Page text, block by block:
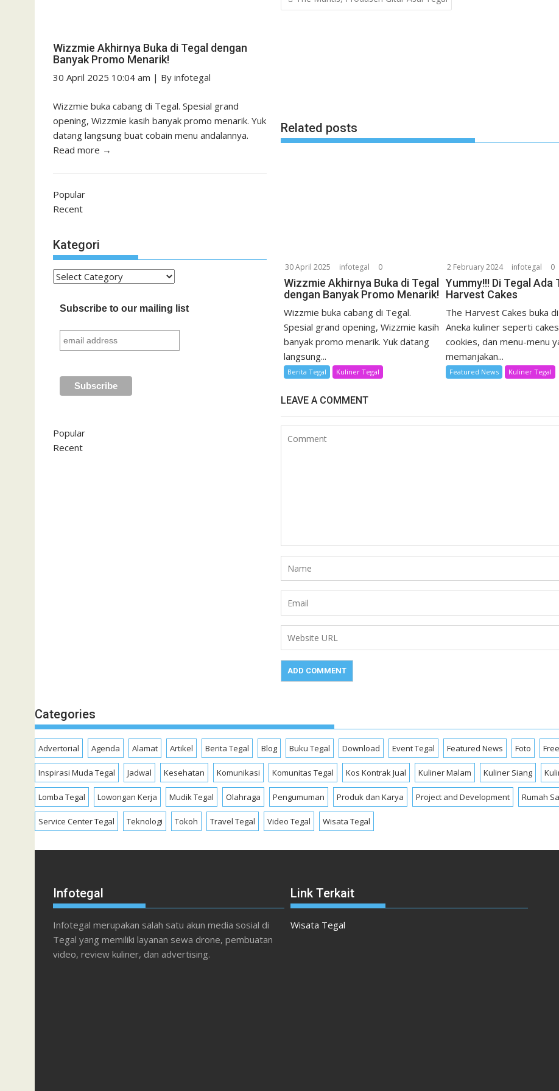
navigation
Related posts
30 April 2025 infotegal 0
Wizzmie Akhirnya Buka di Tegal
dengan Banyak Promo Menarik!
Wizzmie buka cabang di Tegal.
Spesial grand opening, Wizzmie kasih
banyak promo menarik. Yuk datang
langsung...
Berita Tegal Kuliner Tegal
2 February 2024 infotegal 0
Yummy!!! Di Tegal Ada
Harvest Cakes
The Harvest Cakes buka
Aneka kuliner seperti
cookies, dan menu-menu
memanjakan...
Featured News Kuliner Tegal
LEAVE A COMMENT
Wizzmie Akhirnya Buka di Tegal dengan
Banyak Promo Menarik!
30 April 2025 10:04 am | By infotegal
Wizzmie buka cabang di Tegal. Spesial grand
opening, Wizzmie kasih banyak promo menarik. Yuk
datang langsung buat cobain menu andalannya.
Read more →
Popular
Recent
Kategori
Kategori
Subscribe to our mailing list
Popular
Recent
Categories
Advertorial Agenda Alamat Artikel Berita Tegal Blog Buku Tegal Download Event Tegal Featured News Foto
Inspirasi Muda Tegal Jadwal Kesehatan Komunikasi Komunitas Tegal Kos Kontrak Jual Kuliner Malam Kuliner Siang
Lomba Tegal Lowongan Kerja Mudik Tegal Olahraga Pengumuman Produk dan Karya Project and Development Rumah
Service Center Tegal Teknologi Tokoh Travel Tegal Video Tegal Wisata Tegal
Infotegal
Infotegal merupakan salah satu akun media sosial di
Tegal yang memiliki layanan sewa drone, pembuatan
video, review kuliner, dan advertising.
Link Terkait
Wisata Tegal